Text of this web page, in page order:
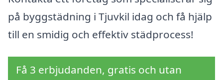
på byggstädning i Tjuvkil idag och få hjälp
till en smidig och effektiv städprocess!
Få 3 erbjudanden, gratis och utan